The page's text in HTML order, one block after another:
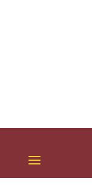
Toggle
Navigation